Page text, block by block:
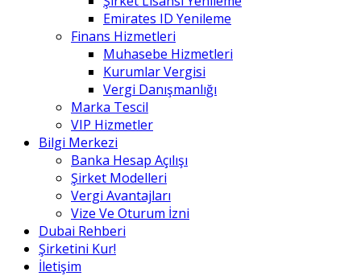
Emirates ID Yenileme
Finans Hizmetleri
Muhasebe Hizmetleri
Kurumlar Vergisi
Vergi Danışmanlığı
Marka Tescil
VIP Hizmetler
Bilgi Merkezi
Banka Hesap Açılışı
Şirket Modelleri
Vergi Avantajları
Vize Ve Oturum İzni
Dubai Rehberi
Şirketini Kur!
İletişim